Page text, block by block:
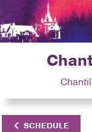
SCHEDULE